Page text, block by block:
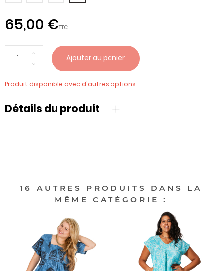
65,00 €TTC
Ajouter au panier
Produit disponible avec d'autres options
Détails du produit
16 AUTRES PRODUITS DANS LA
MÊME CATÉGORIE :